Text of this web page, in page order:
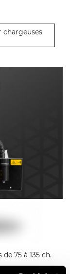
chargeuses
75 à 135 ch.